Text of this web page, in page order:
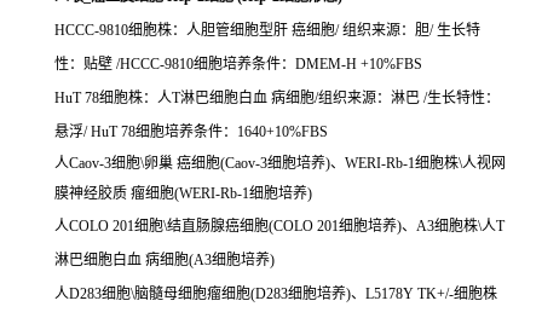
HCCC-9810细胞株：人胆管细胞型肝 癌细胞/ 组织来源：胆/ 生长特
性：贴壁 /HCCC-9810细胞培养条件：DMEM-H +10%FBS
HuT 78细胞株：人T淋巴细胞白血 病细胞/组织来源：淋巴 /生长特性：
悬浮/ HuT 78细胞培养条件：1640+10%FBS
人Caov-3细胞\卵巢 癌细胞(Caov-3细胞培养)、WERI-Rb-1细胞株\人视网
膜神经胶质 瘤细胞(WERI-Rb-1细胞培养)
人COLO 201细胞\结直肠腺癌细胞(COLO 201细胞培养)、A3细胞株\人T
淋巴细胞白血 病细胞(A3细胞培养)
人D283细胞\脑髓母细胞瘤细胞(D283细胞培养)、L5178Y TK+/-细胞株